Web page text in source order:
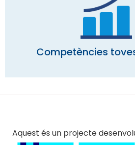
Competències
Aquest és un projecte